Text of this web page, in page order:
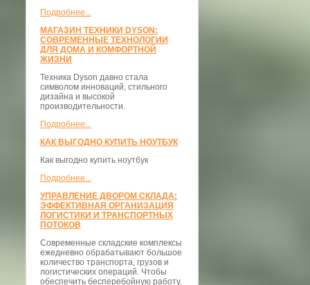
Подробнее...
МАГАЗИН ТЕХНИКИ DYSON:
СОВРЕМЕННЫЕ ТЕХНОЛОГИИ
ДЛЯ ДОМА И КОМФОРТНОЙ
ЖИЗНИ
Техника Dyson давно стала
символом инноваций, стильного
дизайна и высокой
производительности.
Подробнее...
КАК ВЫГОДНО КУПИТЬ НОУТБУК
Как выгодно купить ноутбук
Подробнее...
УПРАВЛЕНИЕ ДВОРОМ СКЛАДА:
ЭФФЕКТИВНАЯ ОРГАНИЗАЦИЯ
ЛОГИСТИКИ И ТРАНСПОРТНЫХ
ПОТОКОВ
Современные складские комплексы
ежедневно обрабатывают большое
количество транспорта, грузов и
логистических операций. Чтобы
обеспечить бесперебойную работу,